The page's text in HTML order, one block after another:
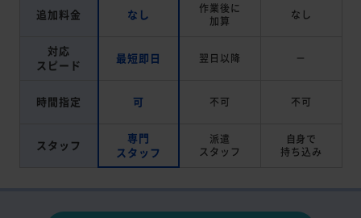
追加料金 なし
作業後に
加算
なし
対応
スピード
最短即日 翌日以降 －
時間指定 可 不可 不可
スタッフ
専門
スタッフ
派遣
スタッフ
自身で
持ち込み